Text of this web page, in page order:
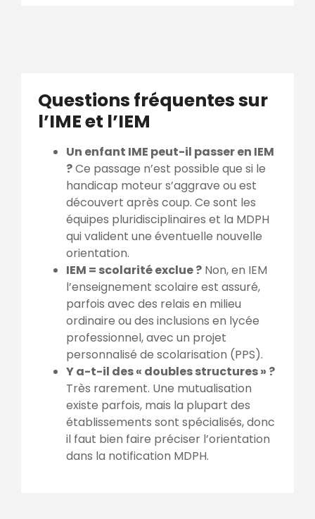
Questions fréquentes sur
l’IME et l’IEM
Un enfant IME peut-il passer en IEM
?Ce passage n’est possible que si le
handicap moteur s’aggrave ou est
découvert après coup. Ce sont les
équipes pluridisciplinaires et la MDPH
qui valident une éventuelle nouvelle
orientation.
IEM = scolarité exclue ? Non, en IEM
l’enseignement scolaire est assuré,
parfois avec des relais en milieu
ordinaire ou des inclusions en lycée
professionnel, avec un projet
personnalisé de scolarisation (PPS).
Y a-t-il des « doubles structures » ?
Très rarement. Une mutualisation
existe parfois, mais la plupart des
établissements sont spécialisés, donc
il faut bien faire préciser l’orientation
dans la notification MDPH.